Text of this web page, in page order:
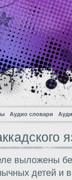
Аудио словари
выложены
детей и